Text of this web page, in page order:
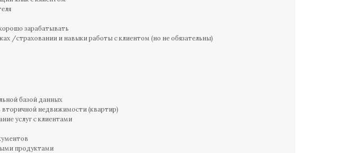
зарабатывать
/страховании и навыки работы с клиентом (но не обязательны)
базой данных
недвижимости (квартир)
услуг с клиентами
продуктами